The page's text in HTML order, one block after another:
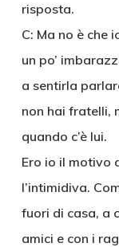
risposta.
C: Ma no è che
un po’
a sentirla
non hai fratelli,
quando c’è lui.
Ero io il motivo
l’intimidiva.
fuori di casa, a
amici e con i